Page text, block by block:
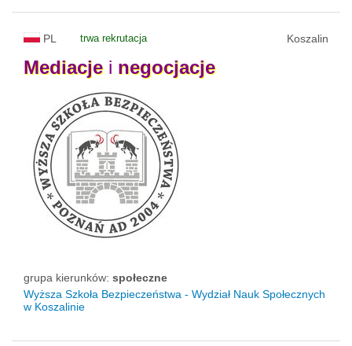
PL trwa rekrutacja Koszalin
Mediacjei negocjacje
grupa kierunków: społeczne
Wyższa Szkoła Bezpieczeństwa - Wydział Nauk Społecznych
w Koszalinie